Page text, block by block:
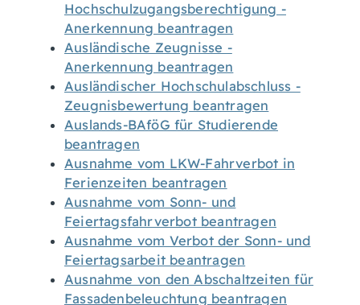
Hochschulzugangsberechtigung -
Anerkennung beantragen
Ausländische Zeugnisse -
Anerkennung beantragen
Ausländischer Hochschulabschluss -
Zeugnisbewertung beantragen
Auslands-BAföG für Studierende
beantragen
Ausnahme vom LKW-Fahrverbot in
Ferienzeiten beantragen
Ausnahme vom Sonn- und
Feiertagsfahrverbot beantragen
Ausnahme vom Verbot der Sonn- und
Feiertagsarbeit beantragen
Ausnahme von den Abschaltzeiten für
Fassadenbeleuchtung beantragen